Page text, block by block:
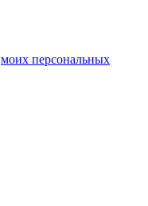
моих персональных